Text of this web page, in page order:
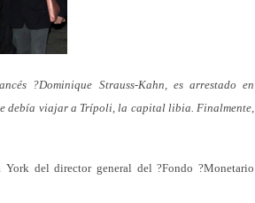
?Dominique Strauss-Kahn, es arrestado en
debía viajar a Trípoli, la capital libia. Finalmente,
del director general del ?Fondo ?Monetario